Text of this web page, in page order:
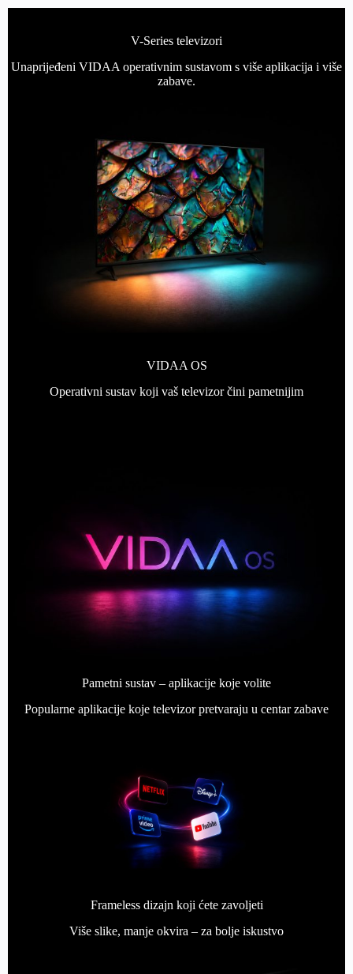
V-Series televizori
Unaprijeđeni VIDAA operativnim sustavom s više aplikacija i više
zabave.
VIDAA OS
Operativni sustav koji vaš televizor čini pametnijim
Pametni sustav – aplikacije koje volite
Popularne aplikacije koje televizor pretvaraju u centar zabave
Frameless dizajn koji ćete zavoljeti
Više slike, manje okvira – za bolje iskustvo